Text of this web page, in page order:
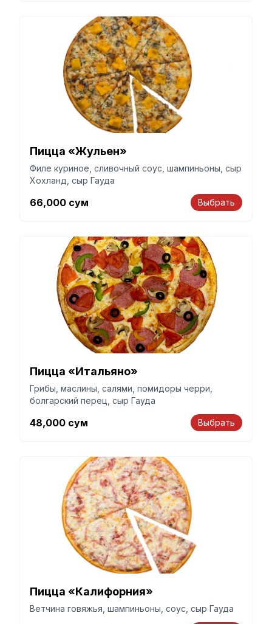
Пицца «Жульен»
Филе куриное, сливочный соус, шампиньоны, сыр
Хохланд, сыр Гауда
66,000 сум Выбрать
Пицца «Итальяно»
Грибы, маслины, салями, помидоры черри,
болгарский перец, сыр Гауда
48,000 сум Выбрать
Пицца «Калифорния»
Ветчина говяжья, шампиньоны, соус, сыр Гауда